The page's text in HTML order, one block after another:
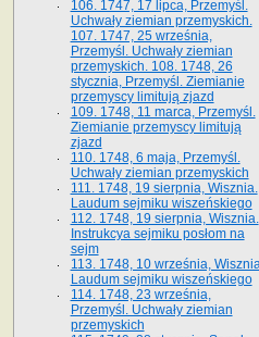
106. 1747, 17 lipca, Przemyśl.
Uchwały ziemian przemyskich.
107. 1747, 25 września,
Przemyśl. Uchwały ziemian
przemyskich. 108. 1748, 26
stycznia, Przemyśl. Ziemianie
przemyscy limitują zjazd
109. 1748, 11 marca, Przemyśl.
Ziemianie przemyscy limitują
zjazd
110. 1748, 6 maja, Przemyśl.
Uchwały ziemian przemyskich
111. 1748, 19 sierpnia, Wisznia.
Laudum sejmiku wiszeńskiego
112. 1748, 19 sierpnia, Wisznia.
Instrukcya sejmiku posłom na
sejm
113. 1748, 10 września,
Laudum sejmiku wiszeńskiego
114. 1748, 23 września,
Przemyśl. Uchwały ziemian
przemyskich